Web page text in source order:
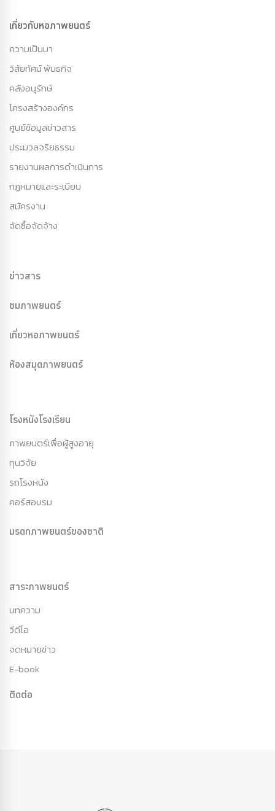
เกี่ยวกับหอภาพยนตร์
ความเป็นมา
วิสัยทัศน์ พันธกิจ
คลังอนุรักษ์
โครงสร้างองค์กร
ศูนย์ข้อมูลข่าวสาร
ประมวลจริยธรรม
รายงานผลการดำเนินการ
กฏหมายและระเบียบ
สมัครงาน
จัดซื้อจัดจ้าง
ข่าวสาร
ชมภาพยนตร์
เที่ยวหอภาพยนตร์
ห้องสมุดภาพยนตร์
โรงหนังโรงเรียน
ภาพยนตร์เพื่อผู้สูงอายุ
ทุนวิจัย
รถโรงหนัง
คอร์สอบรม
มรดกภาพยนตร์ของชาติ
สาระภาพยนตร์
บทความ
วีดีโอ
จดหมายข่าว
E-book
ติดต่อ